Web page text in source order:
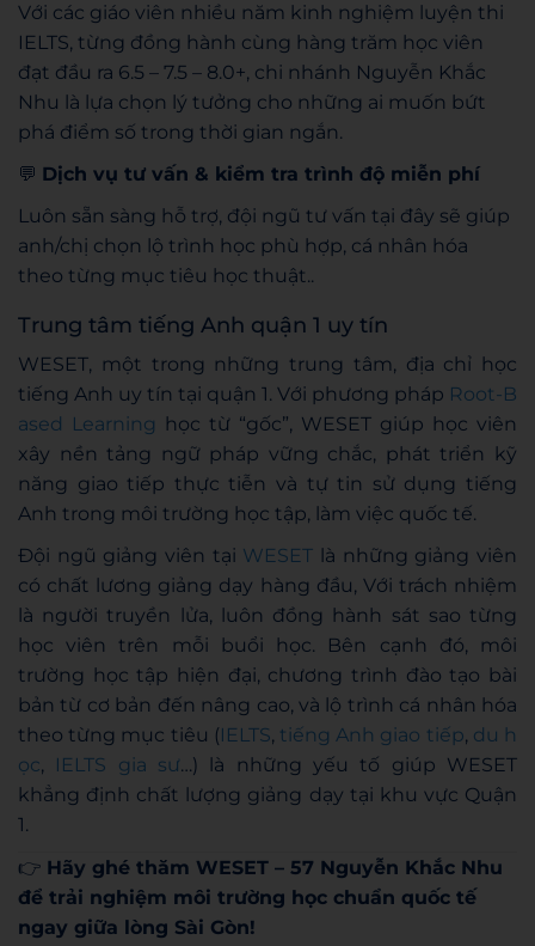
Với các giáo viên nhiều năm kinh nghiệm luyện thi
IELTS, từng đồng hành cùng hàng trăm học viên
đạt đầu ra 6.5 – 7.5 – 8.0+, chi nhánh Nguyễn Khắc
Nhu là lựa chọn lý tưởng cho những ai muốn bứt
phá điểm số trong thời gian ngắn.
💬 Dịch vụ tư vấn & kiểm tra trình độ miễn phí
Luôn sẵn sàng hỗ trợ, đội ngũ tư vấn tại đây sẽ giúp
anh/chị chọn lộ trình học phù hợp, cá nhân hóa
theo từng mục tiêu học thuật..
Trung tâm tiếng Anh quận 1 uy tín
WESET, một trong những trung tâm, địa chỉ học
tiếng Anh uy tín tại quận 1. Với phương pháp Root-B
ased Learning học từ “gốc”, WESET giúp học viên
xây nền tảng ngữ pháp vững chắc, phát triển kỹ
năng giao tiếp thực tiễn và tự tin sử dụng tiếng
Anh trong môi trường học tập, làm việc quốc tế.
Đội ngũ giảng viên tại WESET là những giảng viên
có chất lương giảng dạy hàng đầu, Với trách nhiệm
là người truyền lửa, luôn đồng hành sát sao từng
học viên trên mỗi buổi học. Bên cạnh đó, môi
trường học tập hiện đại, chương trình đào tạo bài
bản từ cơ bản đến nâng cao, và lộ trình cá nhân hóa
theo từng mục tiêu (IELTS, tiếng Anh giao tiếp, du h
ọc, IELTS gia sư…) là những yếu tố giúp WESET
khẳng định chất lượng giảng dạy tại khu vực Quận
1.
👉 Hãy ghé thăm WESET – 57 Nguyễn Khắc Nhu
để trải nghiệm môi trường học chuẩn quốc tế
ngay giữa lòng Sài Gòn!